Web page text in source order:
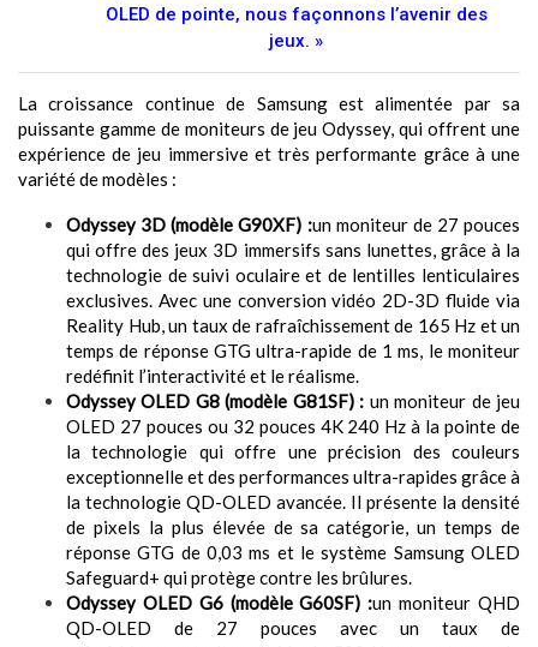
OLED de pointe, nous façonnons l’avenir des
jeux. »
La croissance continue de Samsung est alimentée par sa
puissante gamme de moniteurs de jeu Odyssey, qui offrent une
expérience de jeu immersive et très performante grâce à une
variété de modèles :
Odyssey 3D (modèle G90XF) :un moniteur de 27 pouces
qui offre des jeux 3D immersifs sans lunettes, grâce à la
technologie de suivi oculaire et de lentilles lenticulaires
exclusives. Avec une conversion vidéo 2D-3D fluide via
Reality Hub, un taux de rafraîchissement de 165 Hz et un
temps de réponse GTG ultra-rapide de 1 ms, le moniteur
redéfinit l’interactivité et le réalisme.
Odyssey OLED G8 (modèle G81SF) : un moniteur de jeu
OLED 27 pouces ou 32 pouces 4K 240 Hz à la pointe de
la technologie qui offre une précision des couleurs
exceptionnelle et des performances ultra-rapides grâce à
la technologie QD-OLED avancée. Il présente la densité
de pixels la plus élevée de sa catégorie, un temps de
réponse GTG de 0,03 ms et le système Samsung OLED
Safeguard+ qui protège contre les brûlures.
Odyssey OLED G6 (modèle G60SF) :un moniteur QHD
QD-OLED de 27 pouces avec un taux de